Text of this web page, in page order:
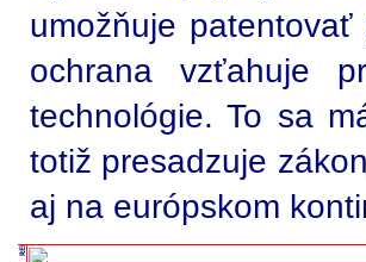
umožňuje
ochrana vzťahuje
technológie. To sa
totiž presadzuje
aj na európskom